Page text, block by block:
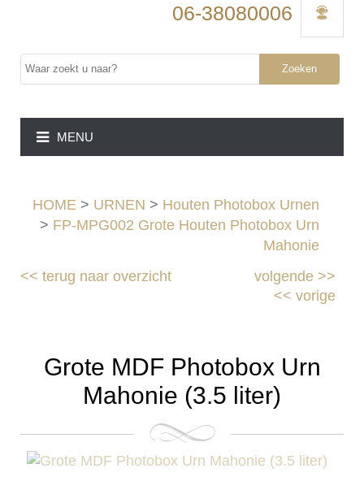
06-38080006
Zoeken
MENU
HOME > URNEN > Houten Photobox Urnen
> FP-MPG002 Grote Houten Photobox Urn
Mahonie
<<terug naar overzicht volgende>>
<< vorige
Grote MDF Photobox Urn
Mahonie (3.5 liter)